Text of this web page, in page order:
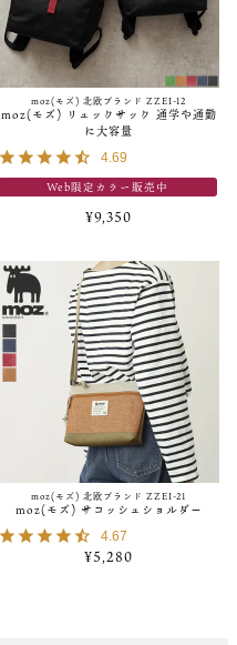
moz(モズ) 北欧ブランド ZZEI-12
moz(モズ) リュックサック 通学や通勤
に大容量
4.69
Web限定カラー販売中
¥9,350
moz(モズ) 北欧ブランド ZZEI-21
moz(モズ) サコッシュショルダー
4.67
¥5,280